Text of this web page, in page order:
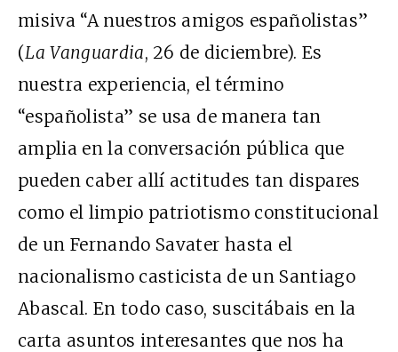
misiva “A nuestros amigos españolistas”
(La Vanguardia, 26 de diciembre). Es
nuestra experiencia, el término
“españolista” se usa de manera tan
amplia en la conversación pública que
pueden caber allí actitudes tan dispares
como el limpio patriotismo constitucional
de un Fernando Savater hasta el
nacionalismo casticista de un Santiago
Abascal. En todo caso, suscitábais en la
carta asuntos interesantes que nos ha